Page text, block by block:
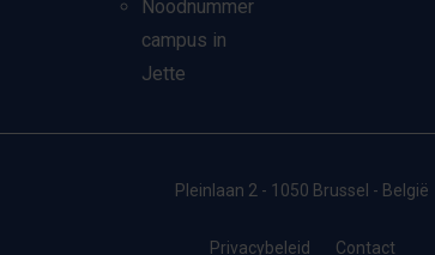
Noodnummer
campus in
Jette
Pleinlaan 2 - 1050 Brussel - België
Privacybeleid Contact